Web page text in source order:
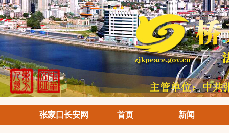
张家口长安网 首页 新闻